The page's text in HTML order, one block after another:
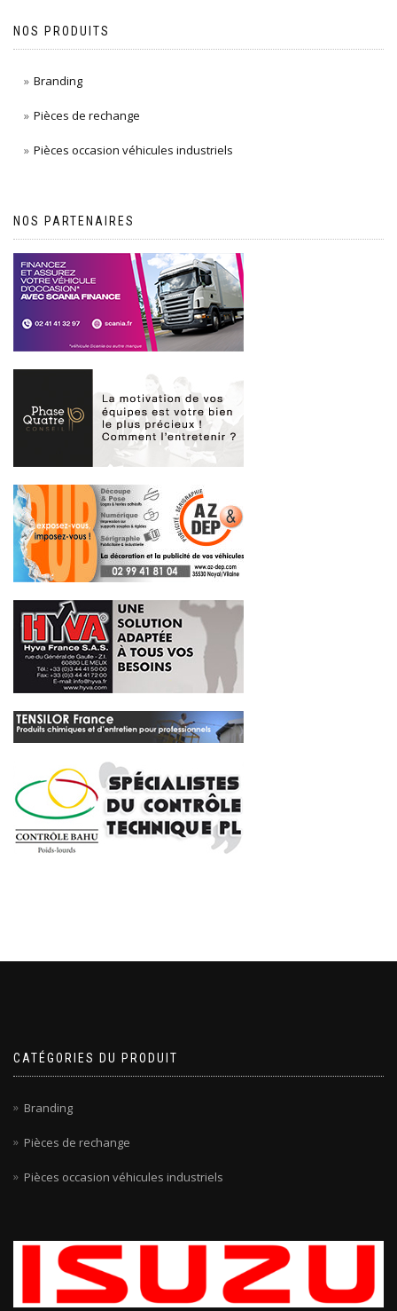
NOS PRODUITS
Branding
Pièces de rechange
Pièces occasion véhicules industriels
NOS PARTENAIRES
CATÉGORIES DU PRODUIT
Branding
Pièces de rechange
Pièces occasion véhicules industriels